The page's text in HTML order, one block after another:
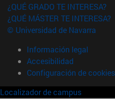
¿QUÉ GRADO TE INTERESA?
¿QUÉ MÁSTER TE INTERESA?
© Universidad de Navarra
Información legal
Accesibilidad
Configuración de cookies
Localizador de campus